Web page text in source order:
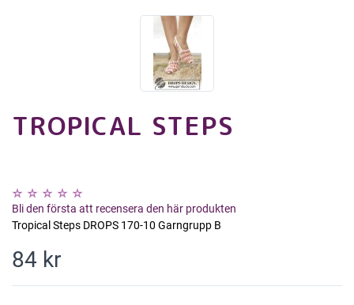
TROPICAL STEPS
Bli den första att recensera den här produkten
Tropical Steps DROPS 170-10 Garngrupp B
84 kr